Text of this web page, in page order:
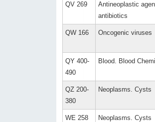
QV 269
Antineoplastic
antibiotics
QW 166 Oncogenic viruses
QY 400-
490
Blood. Blood
QZ 200-
380
Neoplasms. Cysts
WE 258 Neoplasms. Cysts